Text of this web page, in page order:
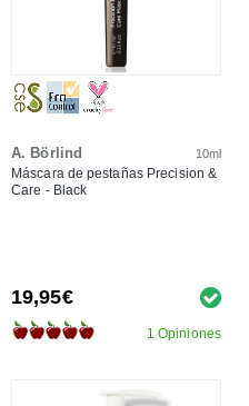
A. Börlind 10ml
Máscara de pestañas Precision &
Care - Black
19,95€
1 Opiniones